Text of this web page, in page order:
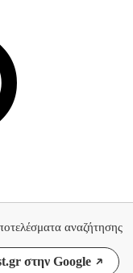
αναζήτησης
στην Google